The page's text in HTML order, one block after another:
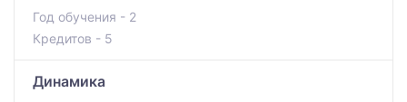
Год обучения - 2
Кредитов - 5
Динамика